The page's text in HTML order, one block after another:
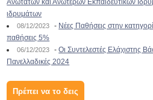
Ανωτάτων και Ανωτέρων Εκπαιδευτικών
ιδρυμάτων
08/12/2023 - Νέες Παθήσεις στην
παθήσεις 5%
06/12/2023 -Οι Συντελεστές Ελάχιστης
Πανελλαδικές 2024
Πρέπει να το δεις